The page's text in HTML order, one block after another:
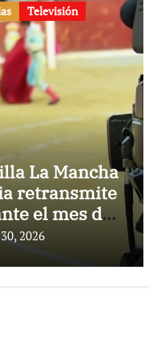
Televisión
La Mancha
retransmite
el mes de
una decena
2026